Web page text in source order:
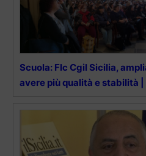
Scuola: Flc Cgil Sicilia,
avere più qualità e stabilità